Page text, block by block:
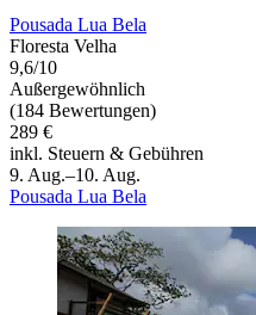
Pousada Lua Bela
Floresta Velha
9,6/10
Außergewöhnlich
(184 Bewertungen)
289 €
inkl. Steuern & Gebühren
9. Aug.–10. Aug.
Pousada Lua Bela